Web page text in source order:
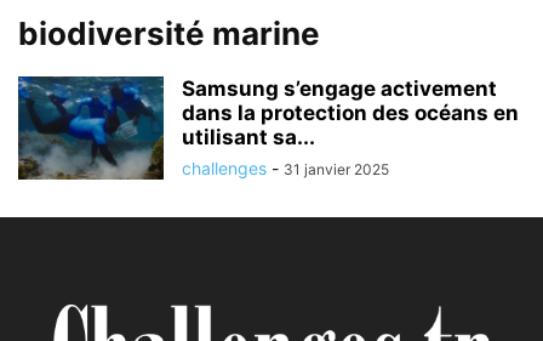
biodiversité marine
Samsung s’engage activement
dans la protection des océans en
utilisant sa...
challenges - 31 janvier 2025